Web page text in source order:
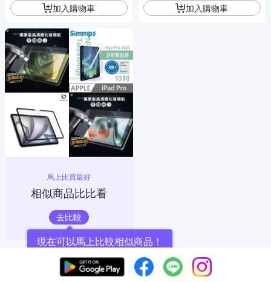
加入購物車
馬上比買最好
相似商品比比看
去比較
現在可以馬上比較相似商品！
加入購物車